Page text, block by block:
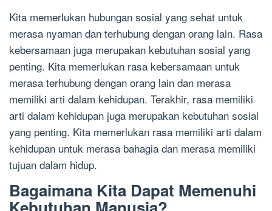
Kita memerlukan hubungan sosial yang sehat untuk
merasa nyaman dan terhubung dengan orang lain. Rasa
kebersamaan juga merupakan kebutuhan sosial yang
penting. Kita memerlukan rasa kebersamaan untuk
merasa terhubung dengan orang lain dan merasa
memiliki arti dalam kehidupan. Terakhir, rasa memiliki
arti dalam kehidupan juga merupakan kebutuhan sosial
yang penting. Kita memerlukan rasa memiliki arti dalam
kehidupan untuk merasa bahagia dan merasa memiliki
tujuan dalam hidup.
Bagaimana Kita Dapat Memenuhi